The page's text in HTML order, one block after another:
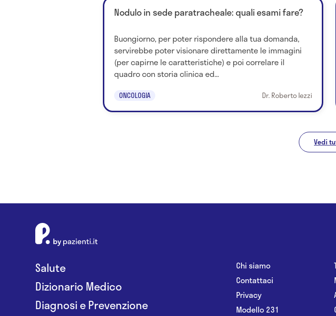
Nodulo in sede paratracheale: quali esami fare?
Buongiorno, per poter rispondere alla tua domanda,
servirebbe poter visionare direttamente le immagini
(per capirne le caratteristiche) e poi correlare il
quadro con storia clinica ed...
ONCOLOGIA Dr. Roberto Iezzi
Vedi
Salute
Dizionario Medico
Diagnosi e Prevenzione
Chi siamo
Contattaci
Privacy
Modello 231